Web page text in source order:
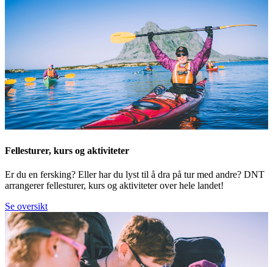
Fellesturer, kurs og aktiviteter
Er du en fersking? Eller har du lyst til å dra på tur med andre? DNT
arrangerer fellesturer, kurs og aktiviteter over hele landet!
Se oversikt